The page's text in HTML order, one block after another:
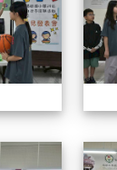
114自